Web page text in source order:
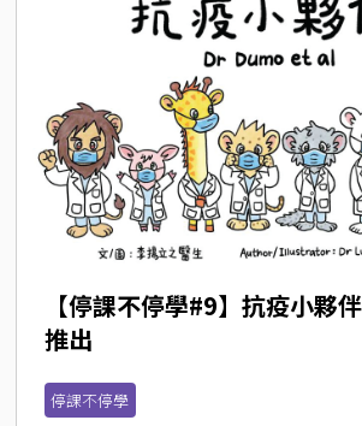
【停課不停學#9】抗疫小夥
推出
停課不停學